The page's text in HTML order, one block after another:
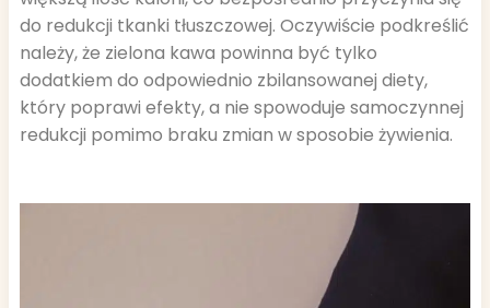
do redukcji tkanki tłuszczowej. Oczywiście podkreślić
należy, że zielona kawa powinna być tylko
dodatkiem do odpowiednio zbilansowanej diety,
który poprawi efekty, a nie spowoduje samoczynnej
redukcji pomimo braku zmian w sposobie żywienia.